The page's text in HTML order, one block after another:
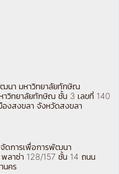
ฒนา มหาวิทยาลัยทักษิณ
าวิทยาลัยทักษิณ ชั้น 3 เลขที่ 140
องสงขลา จังหวัดสงขลา
จัดการเพื่อการพัฒนา
ลาซ่า 128/157 ชั้น 14 ถนน
นคร